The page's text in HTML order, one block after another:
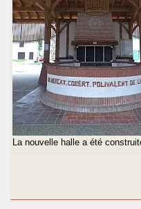
La nouvelle halle a été